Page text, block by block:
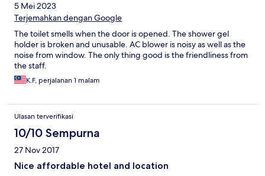
5 Mei 2023
Terjemahkan dengan Google
The toilet smells when the door is opened. The shower gel
holder is broken and unusable. AC blower is noisy as well as the
noise from window. The only thing good is the friendliness from
the staff.
K.F, perjalanan 1 malam
Ulasan terverifikasi
10/10 Sempurna
27 Nov 2017
Nice affordable hotel and location